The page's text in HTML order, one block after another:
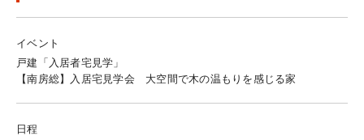
イベント
戸建「入居者宅見学」
【南房総】入居宅見学会 大空間で木の温もりを感じる家
日程